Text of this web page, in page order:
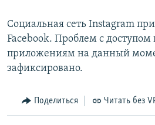
Социальная сеть Instagram
Facebook. Проблем с доступом
приложениям на данный
зафиксировано.
Поделиться Читать без